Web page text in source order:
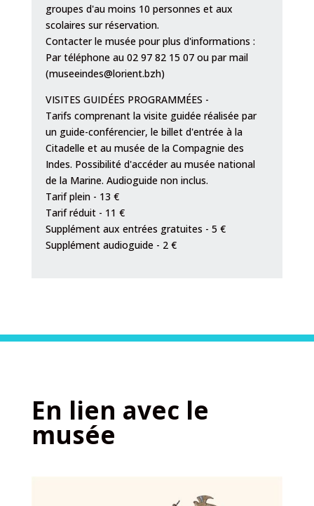
groupes d'au moins 10 personnes et aux
scolaires sur réservation.
Contacter le musée pour plus d'informations :
Par téléphone au 02 97 82 15 07 ou par mail
(museeindes@lorient.bzh)
VISITES GUIDÉES PROGRAMMÉES -
Tarifs comprenant la visite guidée réalisée par
un guide-conférencier, le billet d'entrée à la
Citadelle et au musée de la Compagnie des
Indes. Possibilité d'accéder au musée national
de la Marine. Audioguide non inclus.
Tarif plein - 13 €
Tarif réduit - 11 €
Supplément aux entrées gratuites - 5 €
Supplément audioguide - 2 €
En lien avec le
musée